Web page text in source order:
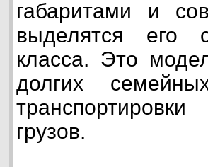
габаритами и
выделятся его
класса. Это
долгих
грузов.